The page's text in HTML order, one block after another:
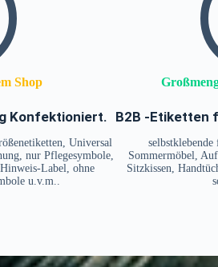
Shop
Konfektioniert.
Universal
nur Pflegesymbole,
Label, ohne
u.v.m..
B2B -Etiketten
Sommermöbel,
Sitzkissen,